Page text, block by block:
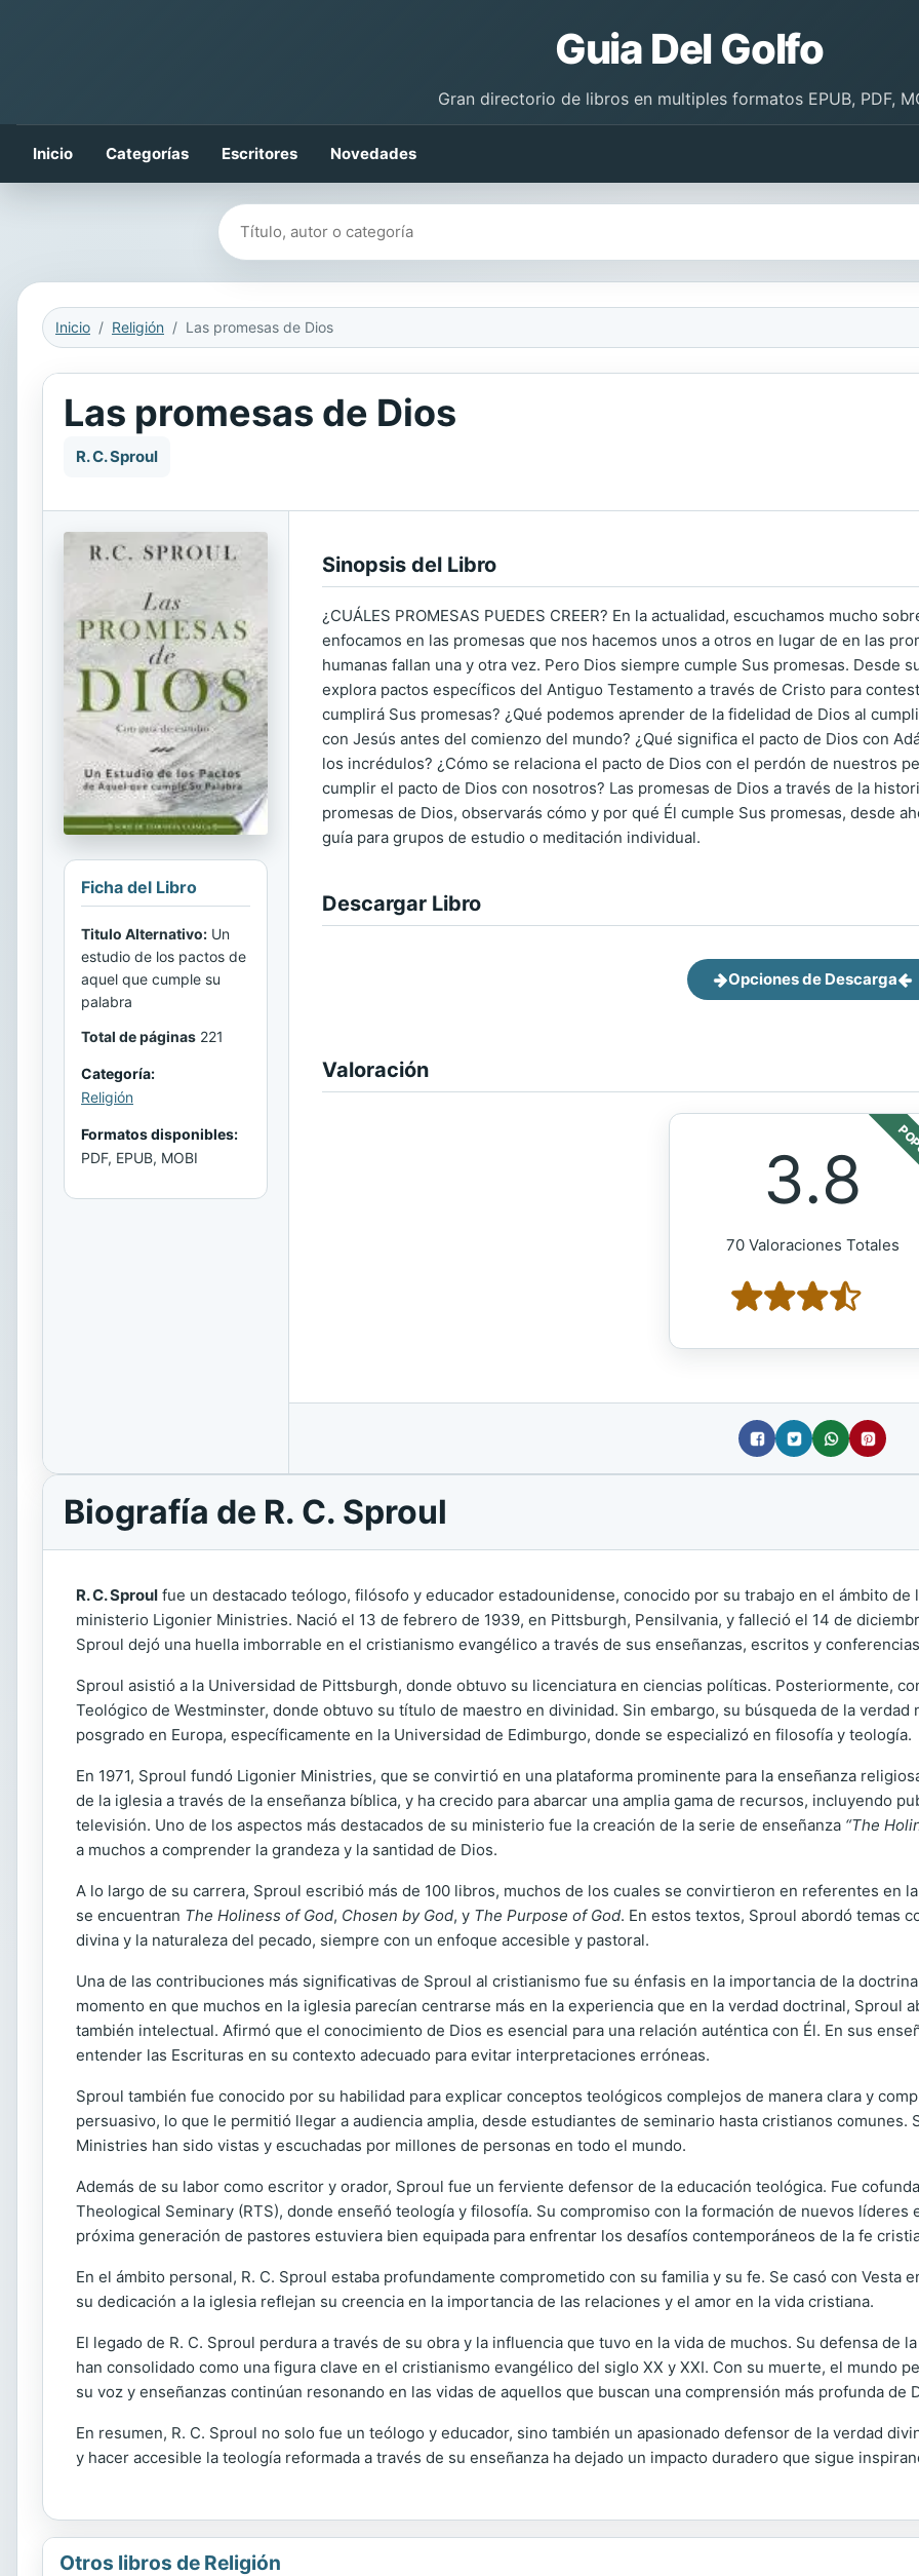
Guia Del Golfo
Gran directorio de libros en multiples formatos EPUB, PDF,
Inicio Categorías Escritores Novedades
Buscar libros
Inicio Religión Las promesas de Dios
Las promesas de Dios
R. C. Sproul
Ficha del Libro
Titulo Alternativo: Un
estudio de los pactos de
aquel que cumple su
palabra
Total de páginas 221
Categoría:
Religión
Formatos disponibles:
PDF, EPUB, MOBI
Sinopsis del Libro
¿CUÁLES PROMESAS PUEDES CREER? En la actualidad, escuchamos mucho
enfocamos en las promesas que nos hacemos unos a otros en lugar de en las
humanas fallan una y otra vez. Pero Dios siempre cumple Sus promesas. Desde
explora pactos específicos del Antiguo Testamento a través de Cristo para
cumplirá Sus promesas? ¿Qué podemos aprender de la fidelidad de Dios al
con Jesús antes del comienzo del mundo? ¿Qué significa el pacto de Dios con
los incrédulos? ¿Cómo se relaciona el pacto de Dios con el perdón de nuestros
cumplir el pacto de Dios con nosotros? Las promesas de Dios a través de la
promesas de Dios, observarás cómo y por qué Él cumple Sus promesas, desde
guía para grupos de estudio o meditación individual.
Descargar Libro
Opciones de Descarga
Valoración
3.8
70 Valoraciones Totales
Biografía de R. C. Sproul
R. C. Sproul fue un destacado teólogo, filósofo y educador estadounidense, conocido por su trabajo en el ámbito
ministerio Ligonier Ministries. Nació el 13 de febrero de 1939, en Pittsburgh, Pensilvania, y falleció el 14 de
Sproul dejó una huella imborrable en el cristianismo evangélico a través de sus enseñanzas, escritos y
Sproul asistió a la Universidad de Pittsburgh, donde obtuvo su licenciatura en ciencias políticas. Posteriormente,
Teológico de Westminster, donde obtuvo su título de maestro en divinidad. Sin embargo, su búsqueda de la
posgrado en Europa, específicamente en la Universidad de Edimburgo, donde se especializó en filosofía y teología.
En 1971, Sproul fundó Ligonier Ministries, que se convirtió en una plataforma prominente para la enseñanza
de la iglesia a través de la enseñanza bíblica, y ha crecido para abarcar una amplia gama de recursos, incluyendo
televisión. Uno de los aspectos más destacados de su ministerio fue la creación de la serie de enseñanza “The
a muchos a comprender la grandeza y la santidad de Dios.
A lo largo de su carrera, Sproul escribió más de 100 libros, muchos de los cuales se convirtieron en referentes en
se encuentran The Holiness of God, Chosen by God, y The Purpose of God. En estos textos, Sproul abordó temas
divina y la naturaleza del pecado, siempre con un enfoque accesible y pastoral.
Una de las contribuciones más significativas de Sproul al cristianismo fue su énfasis en la importancia de la
momento en que muchos en la iglesia parecían centrarse más en la experiencia que en la verdad doctrinal, Sproul
también intelectual. Afirmó que el conocimiento de Dios es esencial para una relación auténtica con Él. En sus
entender las Escrituras en su contexto adecuado para evitar interpretaciones erróneas.
Sproul también fue conocido por su habilidad para explicar conceptos teológicos complejos de manera clara y
persuasivo, lo que le permitió llegar a audiencia amplia, desde estudiantes de seminario hasta cristianos comunes.
Ministries han sido vistas y escuchadas por millones de personas en todo el mundo.
Además de su labor como escritor y orador, Sproul fue un ferviente defensor de la educación teológica. Fue
Theological Seminary (RTS), donde enseñó teología y filosofía. Su compromiso con la formación de nuevos
próxima generación de pastores estuviera bien equipada para enfrentar los desafíos contemporáneos de la fe
En el ámbito personal, R. C. Sproul estaba profundamente comprometido con su familia y su fe. Se casó con Vesta
su dedicación a la iglesia reflejan su creencia en la importancia de las relaciones y el amor en la vida cristiana.
El legado de R. C. Sproul perdura a través de su obra y la influencia que tuvo en la vida de muchos. Su defensa de
han consolidado como una figura clave en el cristianismo evangélico del siglo XX y XXI. Con su muerte, el mundo
su voz y enseñanzas continúan resonando en las vidas de aquellos que buscan una comprensión más profunda de
En resumen, R. C. Sproul no solo fue un teólogo y educador, sino también un apasionado defensor de la verdad
y hacer accesible la teología reformada a través de su enseñanza ha dejado un impacto duradero que sigue
Otros libros de Religión